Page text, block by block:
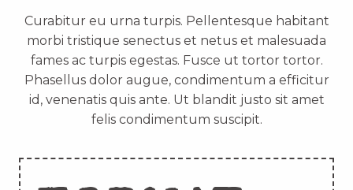
Curabitur eu urna turpis. Pellentesque habitant
morbi tristique senectus et netus et malesuada
fames ac turpis egestas. Fusce ut tortor tortor.
Phasellus dolor augue, condimentum a efficitur
id, venenatis quis ante. Ut blandit justo sit amet
felis condimentum suscipit.